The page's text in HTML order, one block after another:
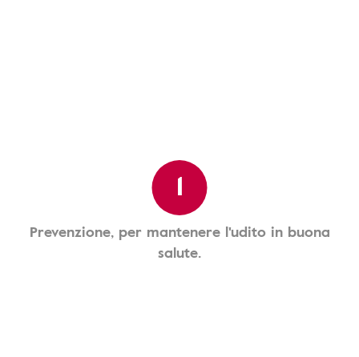
1
Prevenzione, per mantenere l'udito in buona
salute.